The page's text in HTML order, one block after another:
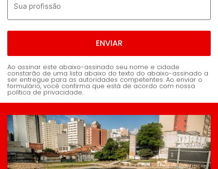
Ao assinar este abaixo-assinado seu nome e cidade
constarão de uma lista abaixo do texto do abaixo-assinado a
ser entregue para as autoridades competentes. Ao enviar o
formulário, você confirma que está de acordo com nossa
política de privacidade.